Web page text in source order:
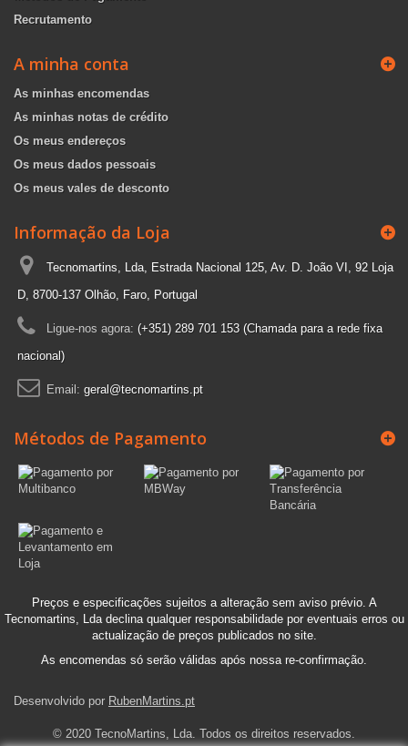
Recrutamento
A minha conta
As minhas encomendas
As minhas notas de crédito
Os meus endereços
Os meus dados pessoais
Os meus vales de desconto
Informação da Loja
Tecnomartins, Lda, Estrada Nacional 125, Av. D. João VI, 92 Loja
D, 8700-137 Olhão, Faro, Portugal
Ligue-nos agora: (+351) 289 701 153 (Chamada para a rede fixa
nacional)
Email: geral@tecnomartins.pt
Métodos de Pagamento
Preços e especificações sujeitos a alteração sem aviso prévio. A
Tecnomartins, Lda declina qualquer responsabilidade por eventuais erros ou
actualização de preços publicados no site.
As encomendas só serão válidas após nossa re-confirmação.
Desenvolvido por RubenMartins.pt
© 2020 TecnoMartins, Lda. Todos os direitos reservados.